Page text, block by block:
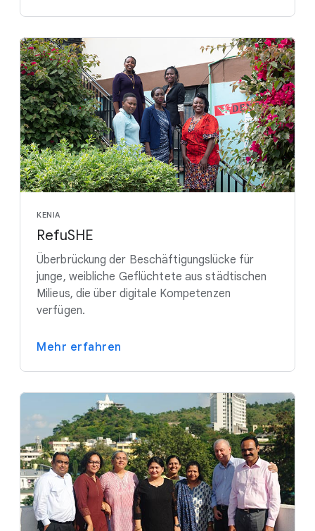
KENIA
RefuSHE
Überbrückung der Beschäftigungslücke für
junge, weibliche Geflüchtete aus städtischen
Milieus, die über digitale Kompetenzen
verfügen.
Mehr erfahren